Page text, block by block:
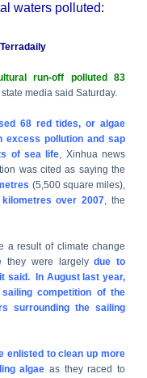
waters polluted:
Terradaily
run-off polluted 83
state media said Saturday.
68 red tides, or algae
excess pollution and sap
of sea life, Xinhua news
was cited as saying the
(5,500 square miles),
over 2007, the
a result of climate change
they were largelydue to
said.
In August last year,
competition of the
surrounding the sailing
enlisted to clean up more
algae as they raced to